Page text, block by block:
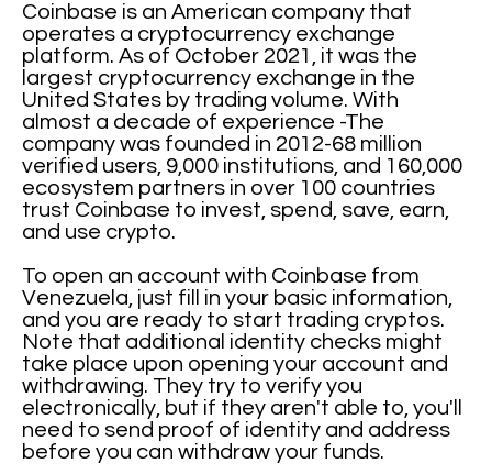
Coinbase is an American company that
operates a cryptocurrency exchange
platform. As of October 2021, it was the
largest cryptocurrency exchange in the
United States by trading volume. With
almost a decade of experience -The
company was founded in 2012-68 million
verified users, 9,000 institutions, and 160,000
ecosystem partners in over 100 countries
trust Coinbase to invest, spend, save, earn,
and use crypto.
To open an account with Coinbase from
Venezuela, just fill in your basic information,
and you are ready to start trading cryptos.
Note that additional identity checks might
take place upon opening your account and
withdrawing. They try to verify you
electronically, but if they aren't able to, you'll
need to send proof of identity and address
before you can withdraw your funds.